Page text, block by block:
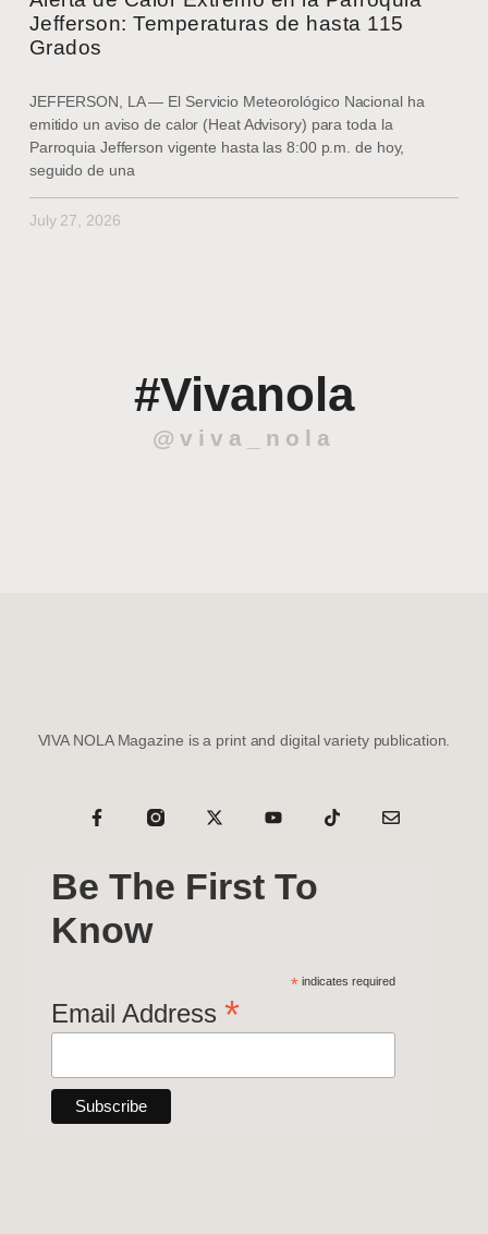
Jefferson: Temperaturas de hasta 115
Grados
JEFFERSON, LA — El Servicio Meteorológico Nacional ha
emitido un aviso de calor (Heat Advisory) para toda la
Parroquia Jefferson vigente hasta las 8:00 p.m. de hoy,
seguido de una
July 27, 2026
#Vivanola
@viva_nola
VIVA NOLA Magazine is a print and digital variety publication.
Be The First To
Know
* indicates required
Email Address *